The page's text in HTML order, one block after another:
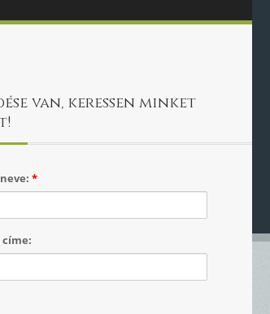
van, keressen minket
*
címe: